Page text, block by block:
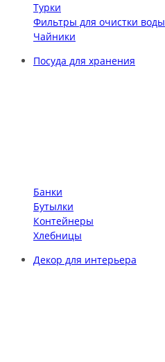
Турки
Фильтры для очистки воды
Чайники
Посуда для хранения
Банки
Бутылки
Контейнеры
Хлебницы
Декор для интерьера